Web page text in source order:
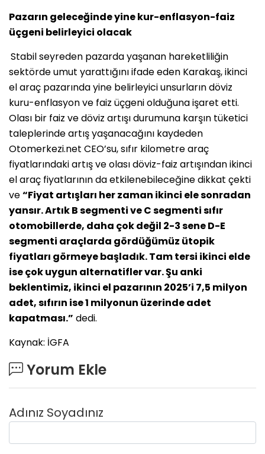
Pazarın geleceğinde yine kur-enflasyon-faiz
üçgeni belirleyici olacak
Stabil seyreden pazarda yaşanan hareketliliğin
sektörde umut yarattığını ifade eden Karakaş, ikinci
el araç pazarında yine belirleyici unsurların döviz
kuru-enflasyon ve faiz üçgeni olduğuna işaret etti.
Olası bir faiz ve döviz artışı durumuna karşın tüketici
taleplerinde artış yaşanacağını kaydeden
Otomerkezi.net CEO’su, sıfır kilometre araç
fiyatlarındaki artış ve olası döviz-faiz artışından ikinci
el araç fiyatlarının da etkilenebileceğine dikkat çekti
ve“Fiyat artışları her zaman ikinci ele sonradan
yansır. Artık B segmenti ve C segmenti sıfır
otomobillerde, daha çok değil 2-3 sene D-E
segmenti araçlarda gördüğümüz ütopik
fiyatları görmeye başladık. Tam tersi ikinci elde
ise çok uygun alternatifler var. Şu anki
beklentimiz, ikinci el pazarının 2025’i 7,5 milyon
adet, sıfırın ise 1 milyonun üzerinde adet
kapatması.” dedi.
Kaynak: İGFA
Yorum Ekle
Adınız Soyadınız